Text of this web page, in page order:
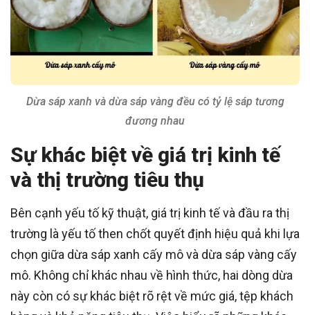
Dừa sáp xanh và dừa sáp vàng đều có tỷ lệ sáp tương
đương nhau
Sự khác biệt về giá trị kinh tế
và thị trường tiêu thụ
Bên cạnh yếu tố kỹ thuật, giá trị kinh tế và đầu ra thị
trường là yếu tố then chốt quyết định hiệu quả khi lựa
chọn giữa dừa sáp xanh cấy mô và dừa sáp vàng cấy
mô. Không chỉ khác nhau về hình thức, hai dòng dừa
này còn có sự khác biệt rõ rệt về mức giá, tệp khách